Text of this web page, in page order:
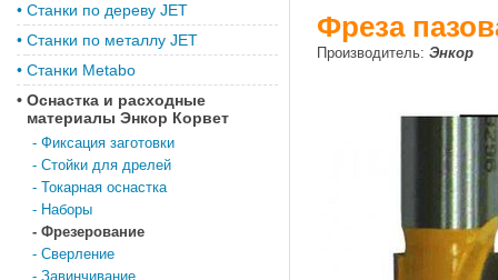
• Станки по дереву JET
• Станки по металлу JET
• Станки Metabo
• Оснастка и расходные
материалы Энкор Корвет
- Фиксация заготовки
- Стойки для дрелей
- Токарная оснастка
- Наборы
- Фрезерование
- Сверление
- Завинчивание
Фреза
Производитель: Энкор